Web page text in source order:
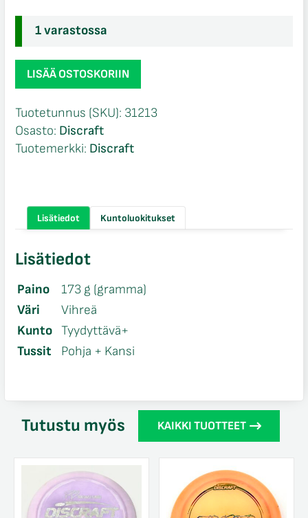
1 varastossa
Discraft
ESP
määrä
LISÄÄ OSTOSKORIIN
Tuotetunnus (SKU): 31213
Osasto: Discraft
Tuotemerkki: Discraft
Lisätiedot Kuntoluokitukset
Lisätiedot
Paino
173 g (gramma)
Väri
Vihreä
Kunto
Tyydyttävä+
Tussit
Pohja + Kansi
Tutustu myös KAIKKI TUOTTEET